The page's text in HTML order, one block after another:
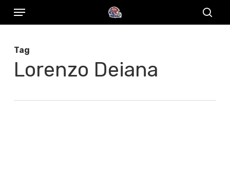
Skip
content
Menu
Tag
Lorenzo Deiana